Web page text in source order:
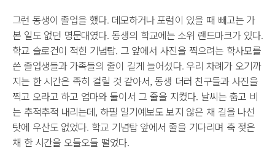
그런 동생이 졸업을 했다. 데모하거나 포럼이 있을 때 빼고는 가
본 일도 없던 명문대였다. 동생의 학교에는 소위 랜드마크가 있다.
학교 슬로건이 적힌 기념탑. 그 앞에서 사진을 찍으려는 학사모를
쓴 졸업생들과 가족들의 줄이 길게 늘어섰다. 우리 차례가 오기까
지는 한 시간은 족히 걸릴 것 같아서, 동생 더러 친구들과 사진을
찍고 오라고 하고 엄마와 둘이서 그 줄을 지켰다. 날씨는 춥고 비
는 추적추적 내리는데, 하필 일기예보도 보지 않은 채 길을 나선
탓에 우산도 없었다. 학교 기념탑 앞에서 줄을 기다리며 축 젖은
채 한 시간을 오들오들 떨었다.